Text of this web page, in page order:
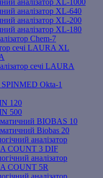
аналізатор XL-1000
аналізатор XL-640
аналізатор XL-200
аналізатор XL-180
Chem-7
сечі LAURA XL
сечі LAURA
Okta-1
120
500
BIOBAS 10
Biobas 20
аналізатор
COUNT 3 DIF
аналізатор
COUNT 5R